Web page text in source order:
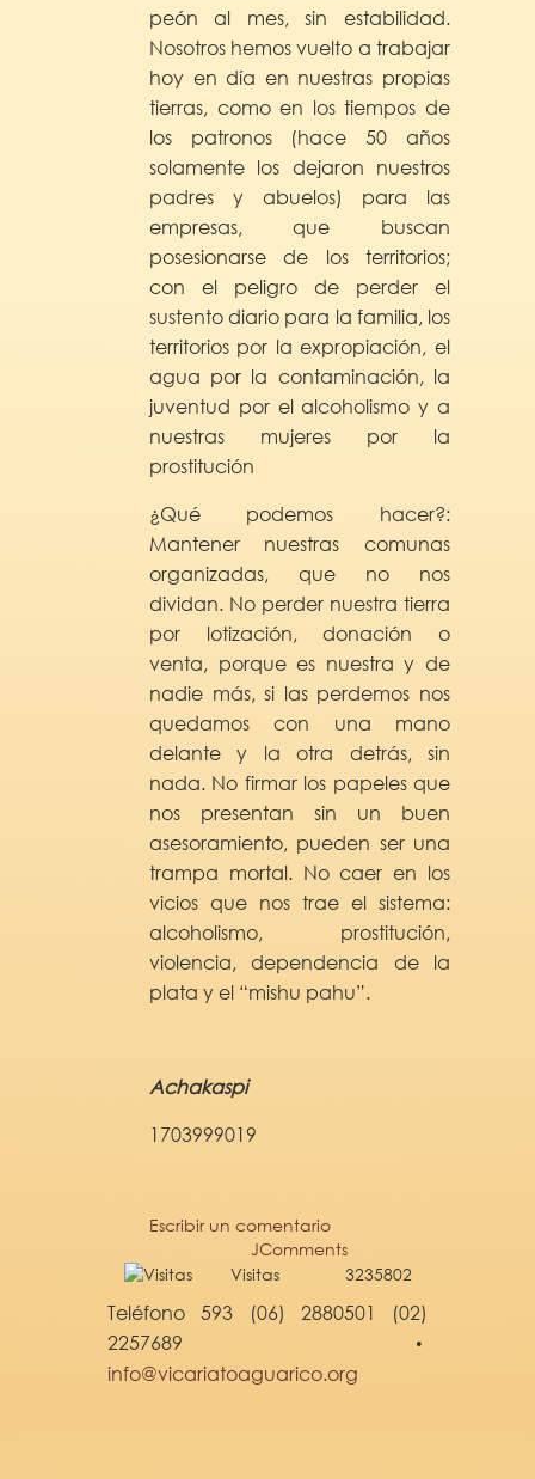
peón al mes, sin estabilidad.
Nosotros hemos vuelto a trabajar
hoy en día en nuestras propias
tierras, como en los tiempos de
los patronos (hace 50 años
solamente los dejaron nuestros
padres y abuelos) para las
empresas, que buscan
posesionarse de los territorios;
con el peligro de perder el
sustento diario para la familia, los
territorios por la expropiación, el
agua por la contaminación, la
juventud por el alcoholismo y a
nuestras mujeres por la
prostitución
¿Qué podemos hacer?:
Mantener nuestras comunas
organizadas, que no nos
dividan. No perder nuestra tierra
por lotización, donación o
venta, porque es nuestra y de
nadie más, si las perdemos nos
quedamos con una mano
delante y la otra detrás, sin
nada. No firmar los papeles que
nos presentan sin un buen
asesoramiento, pueden ser una
trampa mortal. No caer en los
vicios que nos trae el sistema:
alcoholismo, prostitución,
violencia, dependencia de la
plata y el “mishu pahu”.
Achakaspi
1703999019
Escribir un comentario
JComments
Visitas
3235802
Teléfono 593 (06) 2880501 (02)
2257689 •
info@vicariatoaguarico.org